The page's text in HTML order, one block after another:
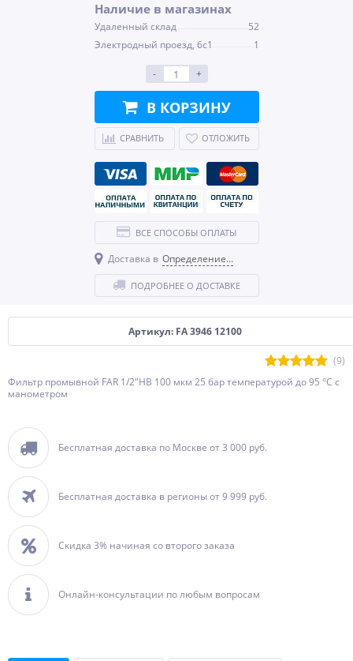
Артикул: FA 3946 12100
(9)
Фильтр промывной FAR 1/2"HВ 100 мкм 25 бар температурой до 95 °С с
манометром
Бесплатная доставка по Москве от 3 000 руб.
Бесплатная доставка в регионы от 9 999 руб.
Скидка 3% начиная со второго заказа
Онлайн-консультации по любым вопросам
Наличие в магазинах
Удаленный склад
52
Электродный проезд, 6с1
1
- +
В КОРЗИНУ
СРАВНИТЬ ОТЛОЖИТЬ
ВСЕ СПОСОБЫ ОПЛАТЫ
Доставка в Определение...
ПОДРОБНЕЕ О ДОСТАВКЕ